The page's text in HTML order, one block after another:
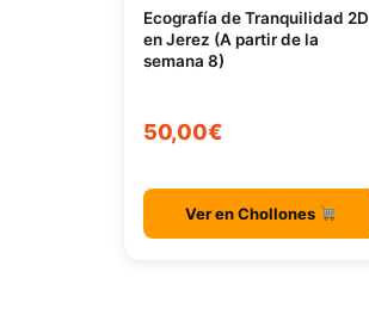
Ecografía de Tranquilidad 2D
en Jerez (A partir de la
semana 8)
50,00€
Ver en Chollones